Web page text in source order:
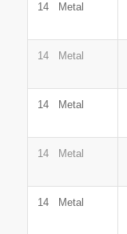
14 Metal
14 Metal
14 Metal
14 Metal
14 Metal